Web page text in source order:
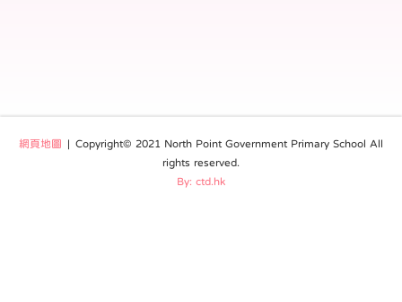
網頁地圖 | Copyright© 2021 North Point Government Primary School All
rights reserved.
By: ctd.hk